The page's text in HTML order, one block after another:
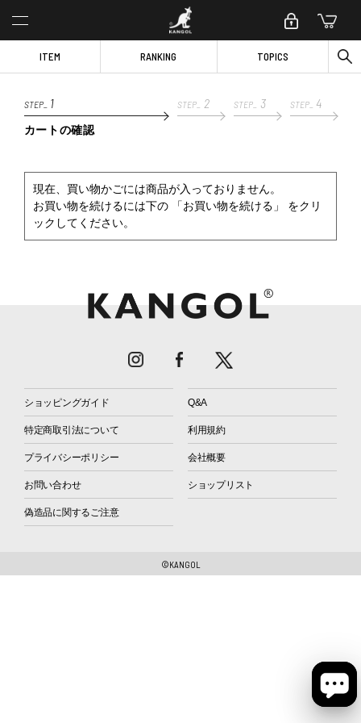
ITEM RANKING TOPICS
STEP_ 1
カートの確認
STEP_ 2 STEP_ 3 STEP_ 4
現在、買い物かごには商品が入っておりません。
お買い物を続けるには下の 「お買い物を続ける」 をクリ
ックしてください。
ショッピングガイド Q&A
特定商取引法について 利用規約
プライバシーポリシー 会社概要
お問い合わせ ショップリスト
偽造品に関するご注意
©KANGOL